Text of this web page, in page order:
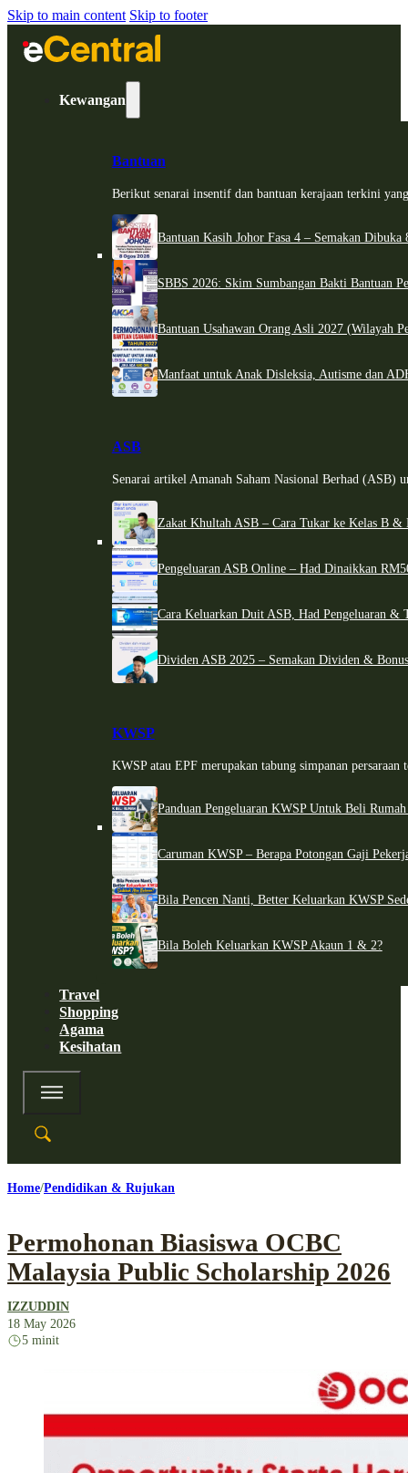
Skip to main content Skip to footer
Kewangan
Bantuan
Berikut senarai insentif dan bantuan kerajaan terkini
Bantuan Kasih Johor Fasa 4 – Semakan
SBBS 2026: Skim Sumbangan Bakti Bantuan
Bantuan Usahawan Orang Asli 2027 (Wilayah
Manfaat untuk Anak Disleksia, Autisme dan
ASB
Senarai artikel Amanah Saham Nasional Berhad (ASB)
Zakat Khultah ASB – Cara Tukar ke Kelas B &
Pengeluaran ASB Online – Had Dinaikkan
Cara Keluarkan Duit ASB, Had Pengeluaran &
Dividen ASB 2025 – Semakan Dividen &
KWSP
KWSP atau EPF merupakan tabung simpanan persaraan
Panduan Pengeluaran KWSP Untuk Beli
Caruman KWSP – Berapa Potongan Gaji
Bila Pencen Nanti, Better Keluarkan KWSP
Bila Boleh Keluarkan KWSP Akaun 1 & 2?
Travel
Shopping
Agama
Kesihatan
Home Pendidikan & Rujukan
Permohonan Biasiswa OCBC
Malaysia Public Scholarship 2026
IZZUDDIN
18 May 2026
5 minit